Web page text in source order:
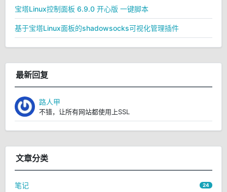
宝塔Linux控制面板 6.9.0 开心版 一键脚本
基于宝塔Linux面板的shadowsocks可视化管理插件
最新回复
路人甲
不错，让所有网站都使用上SSL
文章分类
笔记 24